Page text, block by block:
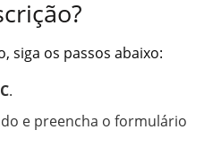
siga os passos abaixo:
.
e preencha o formulário